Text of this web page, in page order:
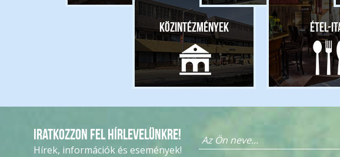
Közintézmények Étel-
Iratkozzon fel hírlevelünkre!
Hírek, információk és események!